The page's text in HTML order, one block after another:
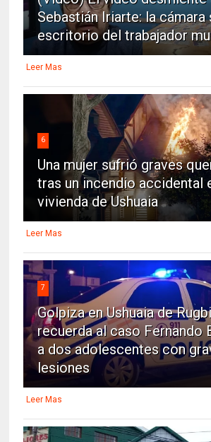
Sebastián Iriarte: la cámara
escritorio del trabajador
Leer Mas
6
Una mujer sufrió graves
tras un incendio accidental
vivienda de Ushuaia
Leer Mas
7
Golpiza en Ushuaia de
recuerda al caso Fernando
a dos adolescentes con
lesiones
Leer Mas